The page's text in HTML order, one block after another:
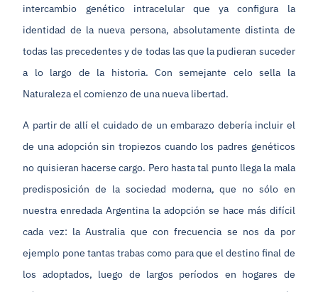
intercambio genético intracelular que ya configura la
identidad de la nueva persona, absolutamente distinta de
todas las precedentes y de todas las que la pudieran suceder
a lo largo de la historia. Con semejante celo sella la
Naturaleza el comienzo de una nueva libertad.
A partir de allí el cuidado de un embarazo debería incluir el
de una adopción sin tropiezos cuando los padres genéticos
no quisieran hacerse cargo. Pero hasta tal punto llega la mala
predisposición de la sociedad moderna, que no sólo en
nuestra enredada Argentina la adopción se hace más difícil
cada vez: la Australia que con frecuencia se nos da por
ejemplo pone tantas trabas como para que el destino final de
los adoptados, luego de largos períodos en hogares de